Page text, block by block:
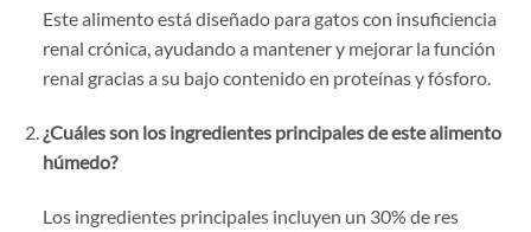
Este alimento está diseñado para gatos con insuficiencia
renal crónica, ayudando a mantener y mejorar la función
renal gracias a su bajo contenido en proteínas y fósforo.
¿Cuáles son los ingredientes principales de este alimento
húmedo?
Los ingredientes principales incluyen un 30% de res